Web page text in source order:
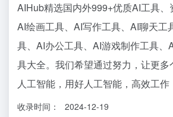
AIHub精选国内外999+优质AI工具
AI绘画工具、AI写作工具、AI聊天工
具、AI办公工具、AI游戏制作工具、
具大全。我们希望通过努力，让更
人工智能，用好人工智能，高效工作
收录时间： 2024-12-19